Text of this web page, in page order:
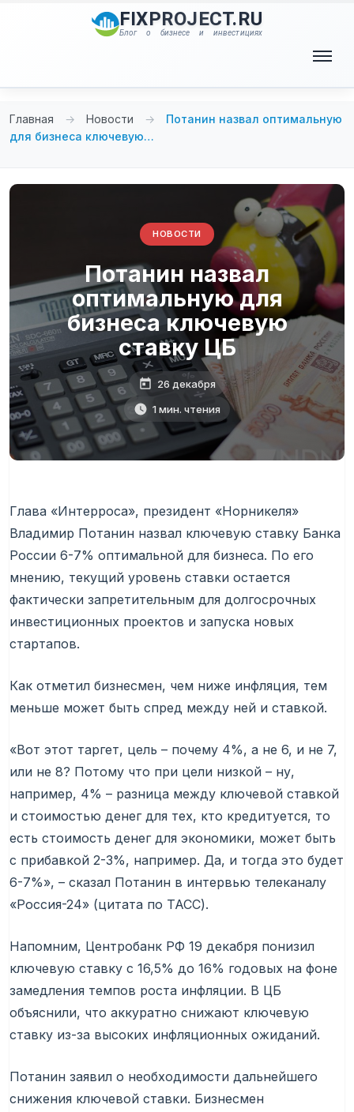
FIXPROJECT.RU
Блог о бизнесе и инвестициях
Главная → Новости →
Потанин назвал оптимальную
для бизнеса ключевую…
НОВОСТИ
Потанин назвал
оптимальную для
бизнеса ключевую
ставку ЦБ
26 декабря
1 мин. чтения
Глава «Интерроса», президент «Норникеля»
Владимир Потанин назвал ключевую ставку Банка
России 6-7% оптимальной для бизнеса. По его
мнению, текущий уровень ставки остается
фактически запретительным для долгосрочных
инвестиционных проектов и запуска новых
стартапов.
Как отметил бизнесмен, чем ниже инфляция, тем
меньше может быть спред между ней и ставкой.
«Вот этот таргет, цель – почему 4%, а не 6, и не 7,
или не 8? Потому что при цели низкой – ну,
например, 4% – разница между ключевой ставкой
и стоимостью денег для тех, кто кредитуется, то
есть стоимость денег для экономики, может быть
с прибавкой 2-3%, например. Да, и тогда это будет
6-7%», – сказал Потанин в интервью телеканалу
«Россия-24» (цитата по ТАСС).
Напомним, Центробанк РФ 19 декабря понизил
ключевую ставку с 16,5% до 16% годовых на фоне
замедления темпов роста инфляции. В ЦБ
объяснили, что аккуратно снижают ключевую
ставку из-за высоких инфляционных ожиданий.
Потанин заявил о необходимости дальнейшего
снижения ключевой ставки. Бизнесмен